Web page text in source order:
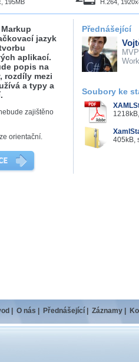
195MB H.264,
jazyk
aplikací.
popis na
rozdíly mezi
a typy a
zajištěno
orientační.
Přednášející
MVP
Soubory ke
405kB,
O nás Přednášející Záznamy